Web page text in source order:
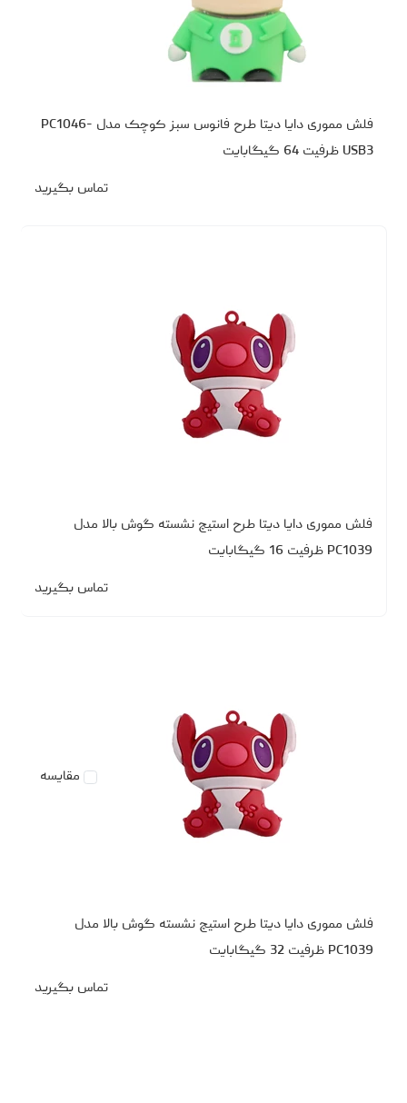
فلش مموری دایا دیتا طرح فانوس سبز کوچک مدل PC1046-
USB3 ظرفیت 64 گیگابایت
تماس بگیرید
فلش مموری دایا دیتا طرح استیچ نشسته گوش بالا مدل
PC1039 ظرفیت 16 گیگابایت
تماس بگیرید
مقایسه
فلش مموری دایا دیتا طرح استیچ نشسته گوش بالا مدل
PC1039 ظرفیت 32 گیگابایت
تماس بگیرید